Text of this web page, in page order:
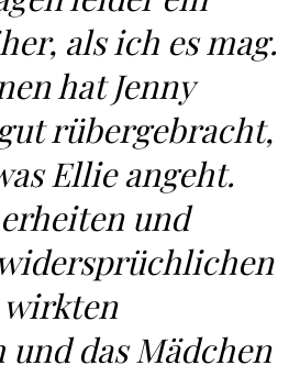
als ich es mag.
hat Jenny
rübergebracht,
Ellie angeht.
und
wirkten
das Mädchen